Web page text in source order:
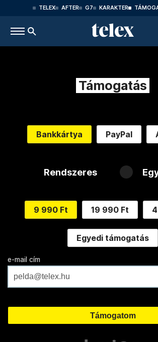
TELEX AFTER G7 KARAKTER
Támogatás
Bankkártya PayPal
Rendszeres
9 990 Ft 19 990 Ft
Egyedi támogatás
e-mail cím